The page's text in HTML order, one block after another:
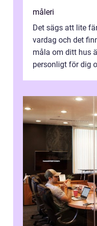
måleri
Det sägs att lite
vardag och det
måla om ditt hus
personligt för dig